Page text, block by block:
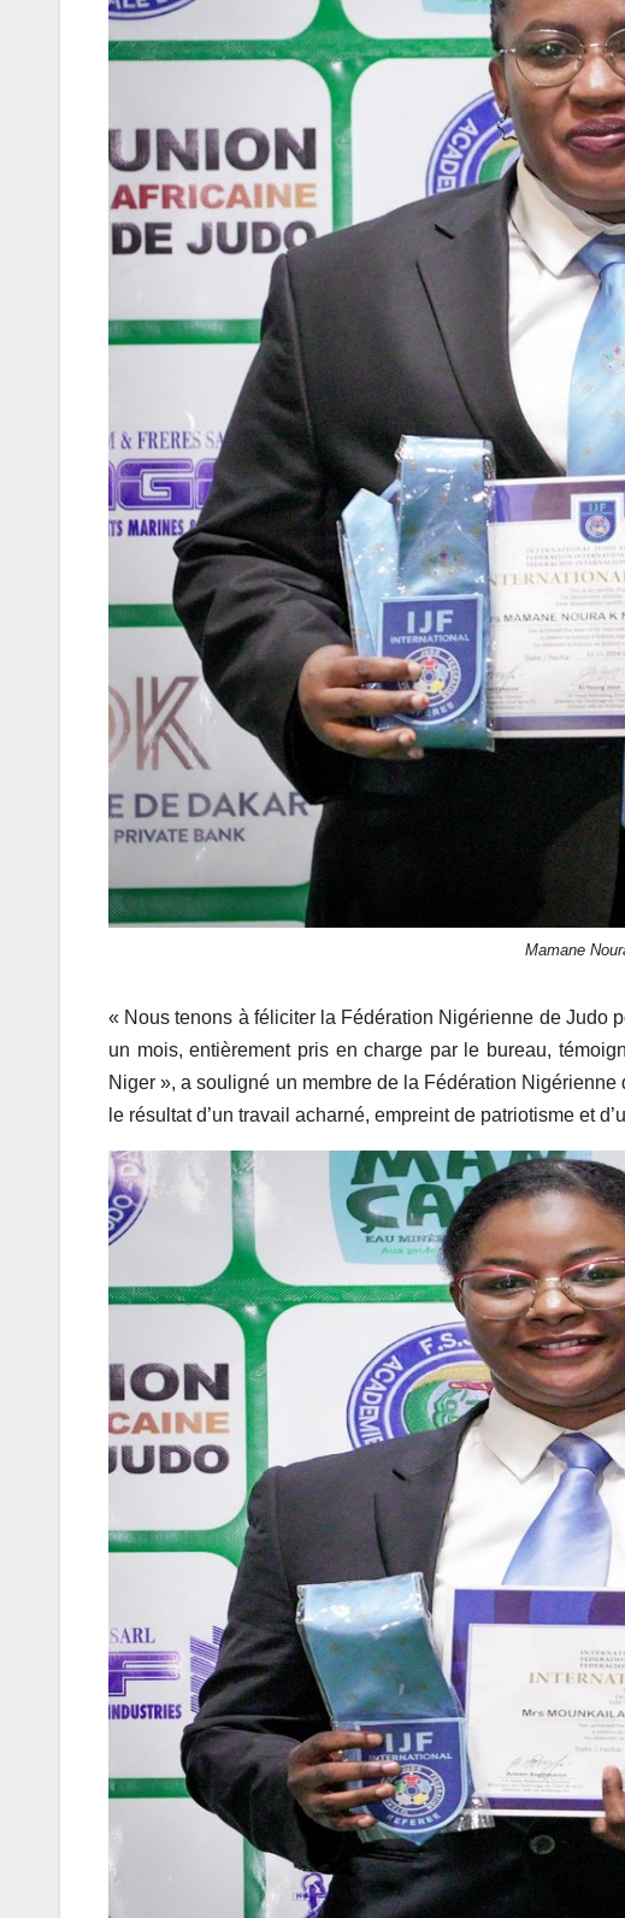
Mamane
« Nous tenons à féliciter la Fédération Nigérienne de Judo
un mois, entièrement pris en charge par le bureau,
Niger », a souligné un membre de la Fédération
le résultat d’un travail acharné, empreint de patriotisme et